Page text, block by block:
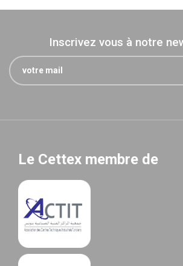
Inscrivez vous à notre
Le Cettex membre de